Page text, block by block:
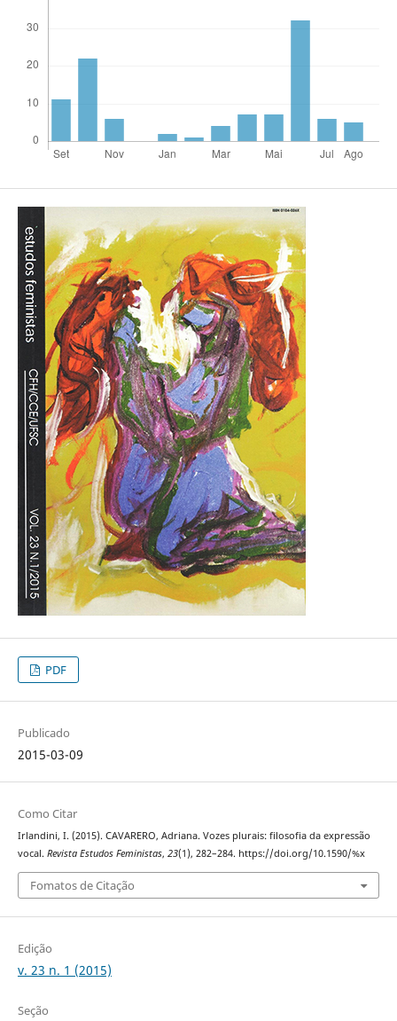
PDF
Publicado
2015-03-09
Como Citar
Irlandini, I. (2015). CAVARERO, Adriana. Vozes plurais: filosofia da expressão
vocal. Revista Estudos Feministas, 23(1), 282–284. https://doi.org/10.1590/%x
Fomatos de Citação
Edição
v. 23 n. 1 (2015)
Seção